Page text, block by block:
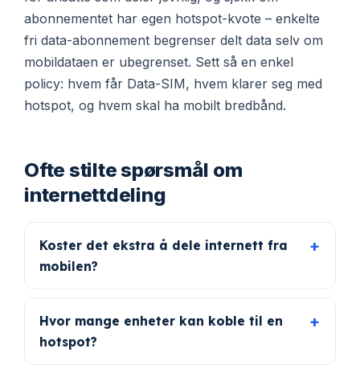
abonnementet har egen hotspot-kvote – enkelte
fri data-abonnement begrenser delt data selv om
mobildataen er ubegrenset. Sett så en enkel
policy: hvem får Data-SIM, hvem klarer seg med
hotspot, og hvem skal ha mobilt bredbånd.
Ofte stilte spørsmål om
internettdeling
Koster det ekstra å dele internett fra
mobilen?
Hvor mange enheter kan koble til en
hotspot?